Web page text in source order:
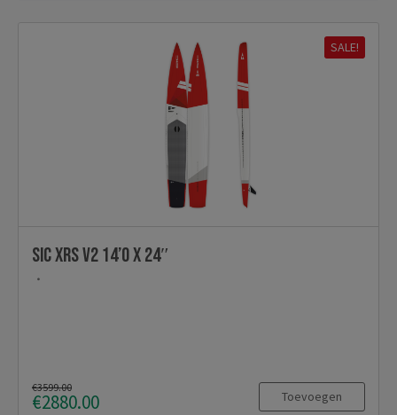
SALE!
SIC XRS V2 14’0 x 24″
€3599.00
€2880.00 Toevoegen